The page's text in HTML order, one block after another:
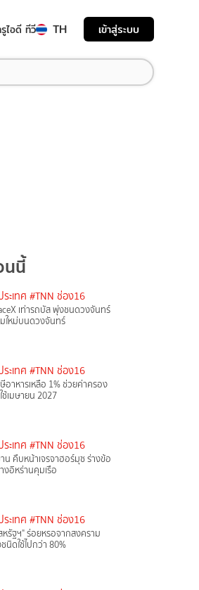
ไอดี ทีวี TH เข้าสู่ระบบ
นนี้
ะเทศ #TNN ช่อง16
เท่ารถบัส พุ่งชนดวงจันทร์
ใหม่บนดวงจันทร์
ะเทศ #TNN ช่อง16
าหารเหลือ 1% ช่วยค่าครอง
ช้เมษายน 2027
ะเทศ #TNN ช่อง16
น คืบหน้าเจรจาฮอร์มุซ ร่างข้อ
งอิหร่านคุมเรือ
ะเทศ #TNN ช่อง16
รัฐฯ" ร่อยหรอจากสงคราม
นิดใช้ไปกว่า 80%